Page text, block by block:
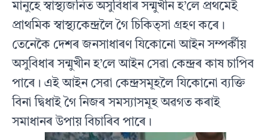
মানুহে স্বাস্থ্যজনিত অসুবিধাৰ সন্মুখীন হ’লে প্ৰথমেই
প্ৰাথমিক স্বাস্থ্যকেন্দ্ৰলৈ গৈ চিকিত্সা গ্ৰহণ কৰে।
তেনেকৈ দেশৰ জনসাধাৰণ যিকোনো আইন সম্পৰ্কীয়
অসুবিধাৰ সন্মুখীন হ’লে আইন সেৱা কেন্দ্ৰৰ কাষ চাপিব
পাৰে। এই আইন সেৱা কেন্দ্ৰসমূহলৈ যিকোনো ব্যক্তি
বিনা দ্বিধাই গৈ নিজৰ সমস্যাসমূহ অৱগত কৰাই
সমাধানৰ উপায় বিচাৰিব পাৰে।